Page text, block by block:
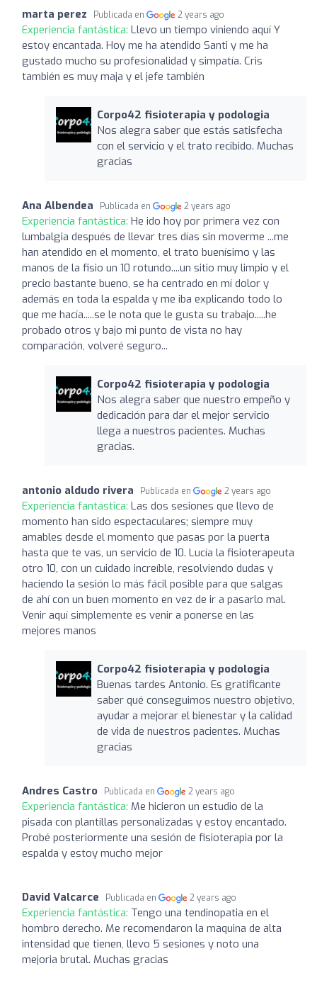
marta perez Publicada en 2 years ago
Experiencia fantástica: Llevo un tiempo viniendo aquí Y
estoy encantada. Hoy me ha atendido Santi y me ha
gustado mucho su profesionalidad y simpatía. Cris
también es muy maja y el jefe también
Corpo42 fisioterapia y podologia
Nos alegra saber que estás satisfecha
con el servicio y el trato recibido. Muchas
gracias
Ana Albendea Publicada en 2 years ago
Experiencia fantástica: He ido hoy por primera vez con
lumbalgia después de llevar tres días sin moverme ...me
han atendido en el momento, el trato buenísimo y las
manos de la fisio un 10 rotundo....un sitio muy limpio y el
precio bastante bueno, se ha centrado en mí dolor y
además en toda la espalda y me iba explicando todo lo
que me hacía.....se le nota que le gusta su trabajo.....he
probado otros y bajo mi punto de vista no hay
comparación, volveré seguro...
Corpo42 fisioterapia y podologia
Nos alegra saber que nuestro empeño y
dedicación para dar el mejor servicio
llega a nuestros pacientes. Muchas
gracias.
antonio aldudo rivera Publicada en 2 years ago
Experiencia fantástica: Las dos sesiones que llevo de
momento han sido espectaculares; siempre muy
amables desde el momento que pasas por la puerta
hasta que te vas, un servicio de 10. Lucía la fisioterapeuta
otro 10, con un cuidado increíble, resolviendo dudas y
haciendo la sesión lo más fácil posible para que salgas
de ahí con un buen momento en vez de ir a pasarlo mal.
Venir aquí simplemente es venir a ponerse en las
mejores manos
Corpo42 fisioterapia y podologia
Buenas tardes Antonio. Es gratificante
saber qué conseguimos nuestro objetivo,
ayudar a mejorar el bienestar y la calidad
de vida de nuestros pacientes. Muchas
gracias
Andres Castro Publicada en 2 years ago
Experiencia fantástica: Me hicieron un estudio de la
pisada con plantillas personalizadas y estoy encantado.
Probé posteriormente una sesión de fisioterapia por la
espalda y estoy mucho mejor
David Valcarce Publicada en 2 years ago
Experiencia fantástica: Tengo una tendinopatia en el
hombro derecho. Me recomendaron la maquina de alta
intensidad que tienen, llevo 5 sesiones y noto una
mejoria brutal. Muchas gracias